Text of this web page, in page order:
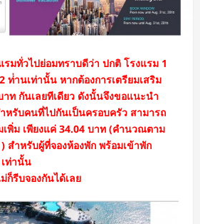
มทั่วไปย่อมทราบดีว่า ปกติ โรงแรม 1
ท่่านเท่านั้น หากต้องการเตรียมเสริม
าท กันเลยทีเดียว ดังนั้นจึงขอแนะนำ
หรับคนที่ไปกันเป็นครอบครัว สามารถ
เพิ่ม เพียงแค่ 34.04 บาท (คำนวณตาม
สำหรับผู้ที่จองห้องพัก พร้อมเข้าพัก
ท่านั้น
ก็รีบจองกันได้เลย